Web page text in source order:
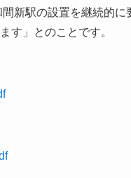
新駅の設置を継続的に
す」とのことです。